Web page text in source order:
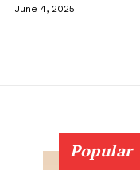
June 4, 2025
Popular